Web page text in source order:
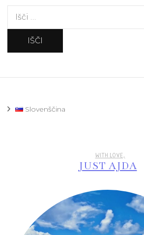
Išči:
Slovenščina
WITH LOVE,
JUST AJDA